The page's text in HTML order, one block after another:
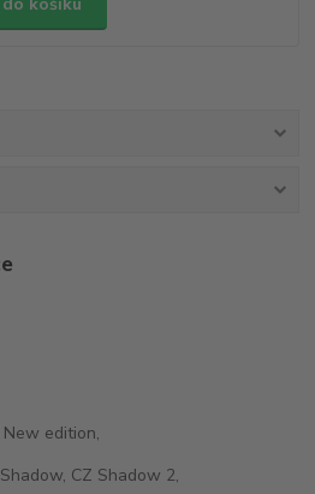
edition,
CZ Shadow 2,